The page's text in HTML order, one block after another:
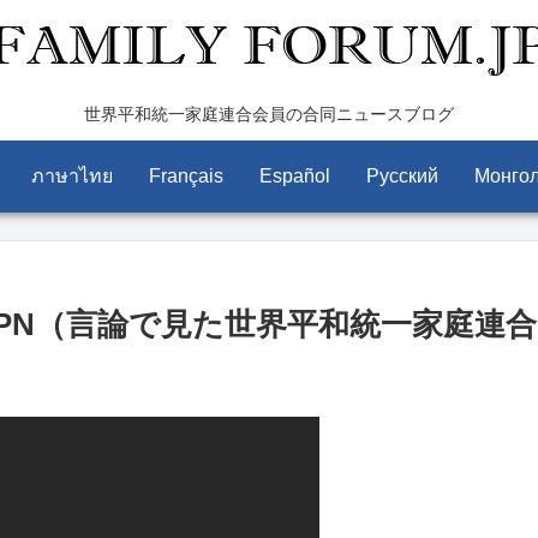
世界平和統一家庭連合会員の合同ニュースブログ
ภาษาไทย Français Español Pусский
（言論で見た世界平和統一家庭連